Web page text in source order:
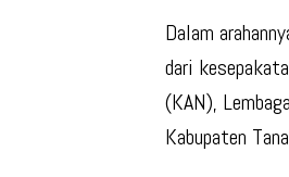
Dalam
dari
(KAN),
Kabupaten